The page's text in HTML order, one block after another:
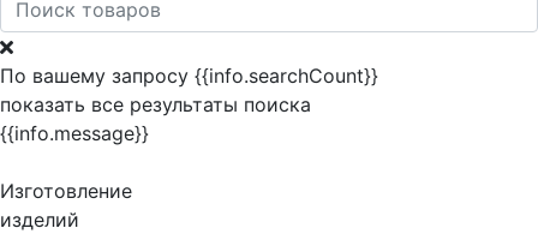
По вашему запросу {{info.searchCount}}
показать все результаты поиска
{{info.message}}
Изготовление
изделий